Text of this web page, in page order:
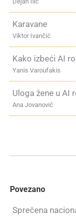
Karavane
Viktor Ivančić
Kako izbeći AI
Yanis Varoufakis
Uloga žene u AI
Ana Jovanović
Povezano
Sprečena